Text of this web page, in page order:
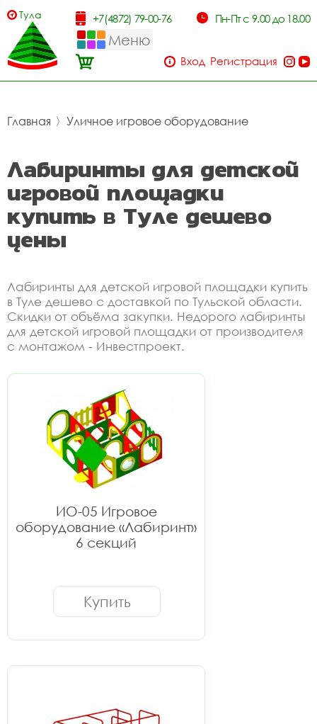
Тула +7(4872) 79-00-76 Пн-Пт с 9.00 до 18.00
Меню
Вход Регистрация
Главная 〉 Уличное игровое оборудование
Лабиринты для детской
игровой площадки
купить в Туле дешево
цены
Лабиринты для детской игровой площадки купить
в Туле дешево с доставкой по Тульской области.
Скидки от объёма закупки. Недорого лабиринты
для детской игровой площадки от производителя
с монтажом - Инвестпроект.
ИО-05 Игровое
оборудование «Лабиринт»
6 секций
Купить